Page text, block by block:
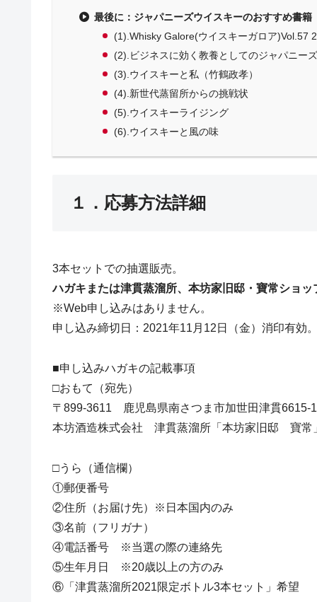
最後に：ジャパニーズウイスキーのおすすめ書籍
(1).Whisky Galore(ウイスキーガロア)Vol.57
(2).ビジネスに効く教養としてのジャパニー
(3).ウイスキーと私（竹鶴政孝）
(4).新世代蒸留所からの挑戦状
(5).ウイスキーライジング
(6).ウイスキーと風の味
１．応募方法詳細
3本セットでの抽選販売。
ハガキまたは津貫蒸溜所、本坊家旧邸・寶常ショ
※Web申し込みはありません。
申し込み締切日：2021年11月12日（金）消印有効
■申し込みハガキの記載事項
□おもて（宛先）
〒899-3611 鹿児島県南さつま市加世田津貫6615-1
本坊酒造株式会社 津貫蒸溜所「本坊家旧邸 寶常
□うら（通信欄）
①郵便番号
②住所（お届け先）※日本国内のみ
③名前（フリガナ）
④電話番号 ※当選の際の連絡先
⑤生年月日 ※20歳以上の方のみ
⑥「津貫蒸溜所2021限定ボトル3本セット」希望